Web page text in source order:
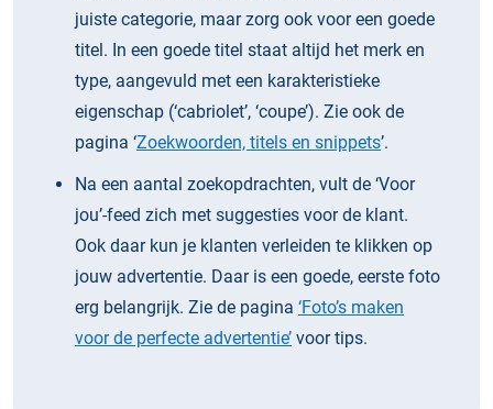
juiste categorie, maar zorg ook voor een goede
titel. In een goede titel staat altijd het merk en
type, aangevuld met een karakteristieke
eigenschap (‘cabriolet’, ‘coupe’). Zie ook de
pagina ‘Zoekwoorden, titels en snippets’.
Na een aantal zoekopdrachten, vult de ‘Voor
jou’-feed zich met suggesties voor de klant.
Ook daar kun je klanten verleiden te klikken op
jouw advertentie. Daar is een goede, eerste foto
erg belangrijk. Zie de pagina ‘Foto’s maken
voor de perfecte advertentie’ voor tips.